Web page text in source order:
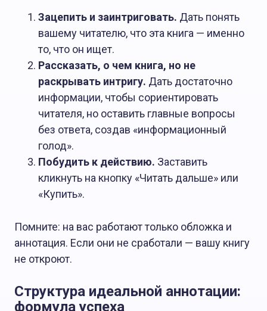
Зацепить и заинтриговать. Дать понять
вашему читателю, что эта книга — именно
то, что он ищет.
Рассказать, о чем книга, но не
раскрывать интригу. Дать достаточно
информации, чтобы сориентировать
читателя, но оставить главные вопросы
без ответа, создав «информационный
голод».
Побудить к действию. Заставить
кликнуть на кнопку «Читать дальше» или
«Купить».
Помните: на вас работают только обложка и
аннотация. Если они не сработали — вашу книгу
не откроют.
Структура идеальной аннотации:
формула успеха